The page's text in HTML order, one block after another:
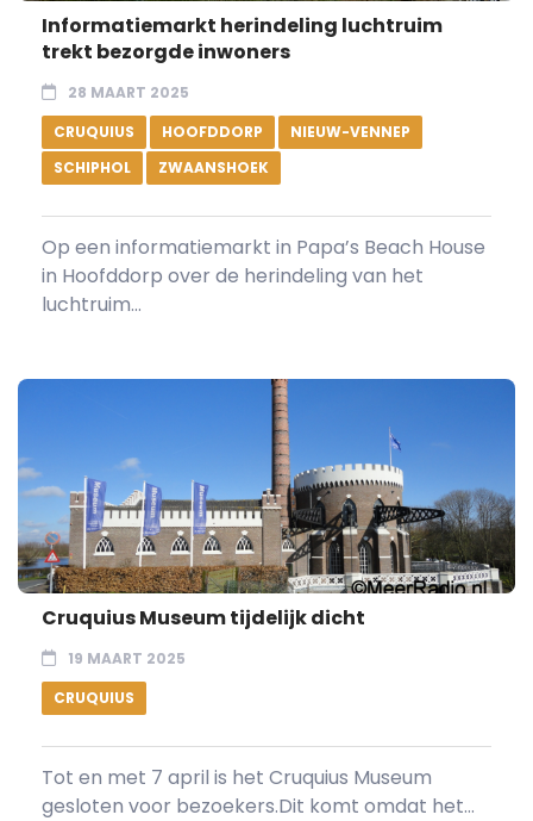
Informatiemarkt herindeling luchtruim
trekt bezorgde inwoners
28 MAART 2025
CRUQUIUS
HOOFDDORP
NIEUW-VENNEP
SCHIPHOL
ZWAANSHOEK
Op een informatiemarkt in Papa’s Beach House
in Hoofddorp over de herindeling van het
luchtruim...
Cruquius Museum tijdelijk dicht
19 MAART 2025
CRUQUIUS
Tot en met 7 april is het Cruquius Museum
gesloten voor bezoekers.Dit komt omdat het...